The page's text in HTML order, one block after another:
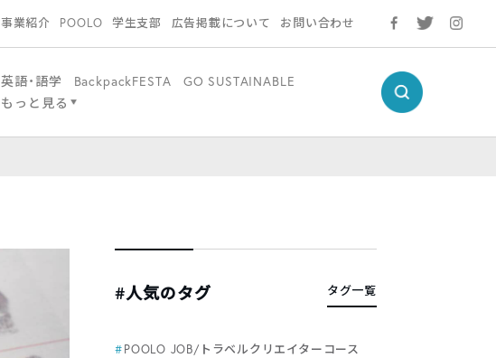
事業紹介 POOLO 学生支部 広告掲載について お問い合わせ
英語・語学 BackpackFESTA
GO SUSTAINABLE
もっと見る
#人気のタグ タグ一覧
POOLO JOB/トラベルクリエイターコース